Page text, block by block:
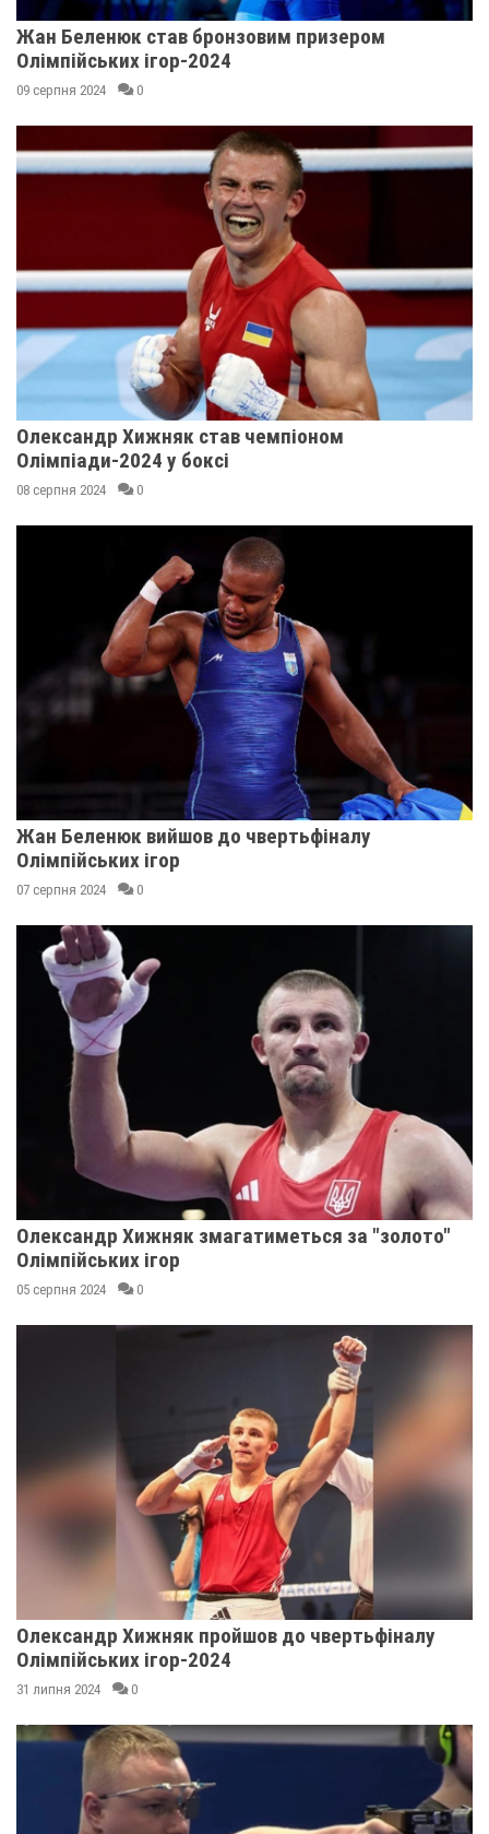
Жан Беленюк став бронзовим призером
Олімпійських ігор-2024
09 серпня 2024 0
Олександр Хижняк став чемпіоном
Олімпіади-2024 у боксі
08 серпня 2024 0
Жан Беленюк вийшов до чвертьфіналу
Олімпійських ігор
07 серпня 2024 0
Олександр Хижняк змагатиметься за "золото"
Олімпійських ігор
05 серпня 2024 0
Олександр Хижняк пройшов до чвертьфіналу
Олімпійських ігор-2024
31 липня 2024 0